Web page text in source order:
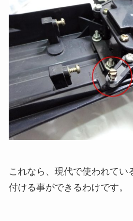
これなら、現代で使われてい
付ける事ができるわけです。